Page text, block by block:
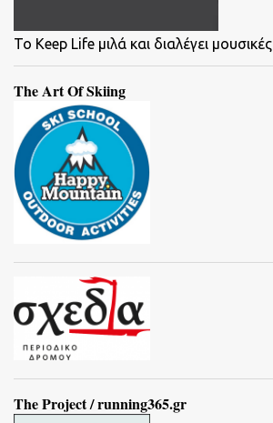
To Keep Life μιλά και διαλέγει μουσικές
The Art Of Skiing
The Project / running365.gr